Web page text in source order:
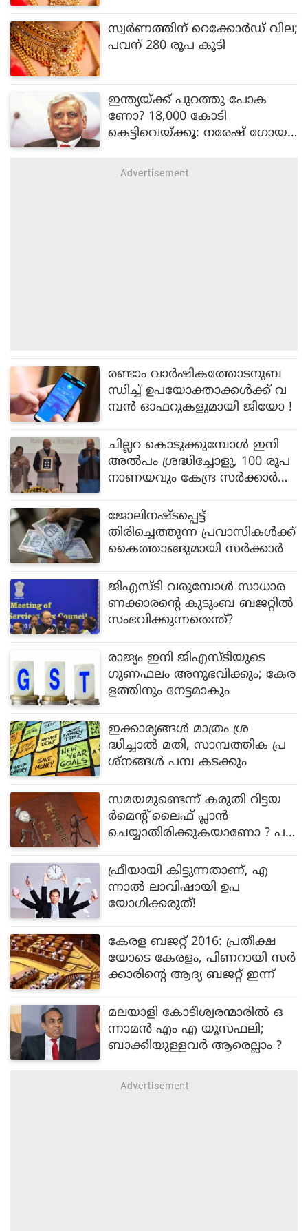
സ്വർണത്തിന് റെക്കോർഡ് വില;
പവന് 280 രൂപ കൂടി
ഇന്ത്യയ്ക്ക് പുറത്തു പോക
ണോ? 18,000 കോടി
കെട്ടിവെയ്ക്കൂ: നരേഷ് ഗോയ
രണ്ടാം വാർഷികത്തോടനുബ
ന്ധിച്ച് ഉപയോക്താക്കൾക്ക് വ
മ്പൻ ഓഫറുകളുമായി ജിയോ !
ചില്ലറ കൊടുക്കുമ്പോൾ ഇനി
അൽ‌പം ശ്രദ്ധിച്ചോളു, 100 രൂപ
നാണയവും കേന്ദ്ര സർക്കാർ
ജോലിനഷ്ടപ്പെട്ട്
തിരിച്ചെത്തുന്ന പ്രവാസികൾക്ക്
കൈത്താങ്ങുമായി സർക്കാർ
ജിഎസ്ടി വരുമ്പോള്‍ സാധാര
ണക്കാരന്‍റെ കുടുംബ ബജറ്റില്‍
സംഭവിക്കുന്നതെന്ത്?
രാജ്യം ഇനി ജിഎസ്ടിയുടെ
ഗുണഫലം അനുഭവിക്കും; കേര
ളത്തിനും നേട്ടമാകും
ഇക്കാര്യങ്ങള്‍ മാത്രം ശ്ര
ദ്ധിച്ചാല്‍ മതി, സാമ്പത്തിക പ്ര
ശ്‌നങ്ങള്‍ പമ്പ കടക്കും
സമയമുണ്ടെന്ന് കരുതി റിട്ടയ
ര്‍മെന്റ് ലൈഫ് പ്ലാന്‍
ചെയ്യാതിരിക്കുകയാണോ ? പ
!
ഫ്രീയായി കിട്ടുന്നതാണ്, എ
ന്നാല്‍ ലാവിഷായി ഉപ
യോഗിക്കരുത്!
കേരള ബജറ്റ് 2016: പ്രതീക്ഷ
യോടെ കേരളം, പിണറായി സർ
ക്കാരിന്റെ ആദ്യ ബജറ്റ് ഇന്ന്
മലയാളി കോടീശ്വരന്മാരില്‍ ഒ
ന്നാമന്‍ എം എ യൂസഫലി;
ബാക്കിയുള്ളവര്‍ ആരെല്ലാം ?